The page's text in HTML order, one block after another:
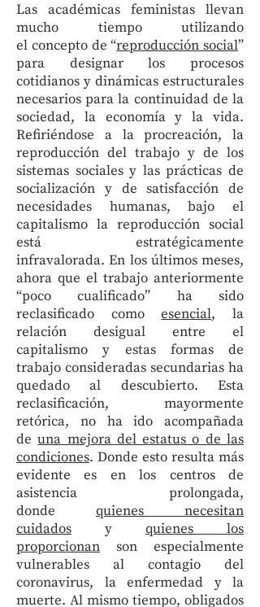
Las académicas feministas llevan
mucho tiempo utilizando
el concepto de “reproducción social”
para designar los procesos
cotidianos y dinámicas estructurales
necesarios para la continuidad de la
sociedad, la economía y la vida.
Refiriéndose a la procreación, la
reproducción del trabajo y de los
sistemas sociales y las prácticas de
socialización y de satisfacción de
necesidades humanas, bajo el
capitalismo la reproducción social
está estratégicamente
infravalorada. En los últimos meses,
ahora que el trabajo anteriormente
“poco cualificado” ha sido
reclasificado comoesencial, la
relación desigual entre el
capitalismo y estas formas de
trabajo consideradas secundarias ha
quedado al descubierto. Esta
reclasificación, mayormente
retórica, no ha ido acompañada
deuna mejora del estatus o de las
condiciones. Donde esto resulta más
evidente es en los centros de
asistencia prolongada,
donde quienes necesitan
cuidados y quienes los
proporcionan son especialmente
vulnerables al contagio del
coronavirus, la enfermedad y la
muerte. Al mismo tiempo, obligados